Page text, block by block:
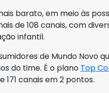
barato, em meio às
de 108 canais, com
infantil.
de Mundo Novo
do time. É o plano Top
171 canais em 2 pontos.